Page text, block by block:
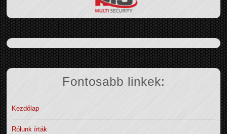
Fontosabb linkek:
Kezdőlap
Rólunk írták